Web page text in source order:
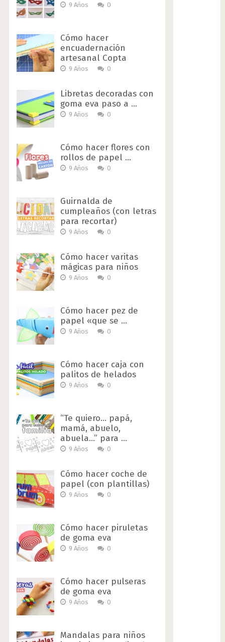
9 Años 0
Cómo hacer
encuadernación
artesanal Copta
9 Años 0
Libretas decoradas con
goma eva paso a …
9 Años 0
Cómo hacer flores con
rollos de papel …
9 Años 0
Guirnalda de
cumpleaños (con letras
para recortar)
9 Años 0
Cómo hacer varitas
mágicas para niños
9 Años 0
Cómo hacer pez de
papel «que se …
9 Años 0
Cómo hacer caja con
palitos de helados
9 Años 0
“Te quiero… papá,
mamá, abuelo,
abuela…” para …
9 Años 0
Cómo hacer coche de
papel (con plantillas)
9 Años 0
Cómo hacer piruletas
de goma eva
9 Años 0
Cómo hacer pulseras
de goma eva
9 Años 0
Mandalas para niños